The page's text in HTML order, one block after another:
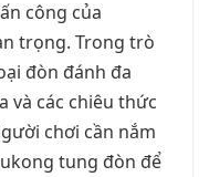
công của
trọng. Trong trò
đòn đánh đa
và các chiêu thức
chơi cần nắm
tung đòn để